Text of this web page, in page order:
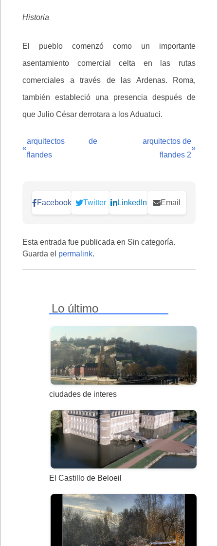
Historia
El pueblo comenzó como un importante
asentamiento comercial celta en las rutas
comerciales a través de las Ardenas. Roma,
también estableció una presencia después de
que Julio César derrotara a los Aduatuci.
«
arquitectos de
flandes
arquitectos de
flandes 2
»
Facebook Twitter LinkedIn Email
Esta entrada fue publicada en Sin categoría.
Guarda el permalink.
Lo último
ciudades de interes
El Castillo de Beloeil